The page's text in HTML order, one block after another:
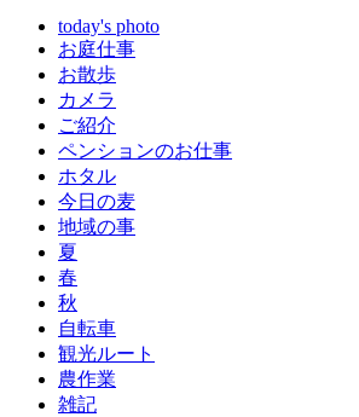
today's photo
お庭仕事
お散歩
カメラ
ご紹介
ペンションのお仕事
ホタル
今日の麦
地域の事
夏
春
秋
自転車
観光ルート
農作業
雑記